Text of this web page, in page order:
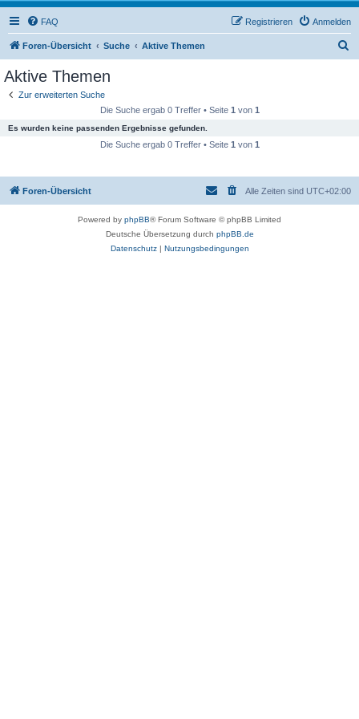
FAQ Anmelden
Registrieren
Foren-Übersicht Suche Aktive Themen
Aktive Themen
Zur erweiterten Suche
Die Suche ergab 0 Treffer • Seite 1 von 1
Es wurden keine passenden Ergebnisse gefunden.
Die Suche ergab 0 Treffer • Seite 1 von 1
Foren-Übersicht Alle Zeiten sind UTC+02:00
Powered by phpBB® Forum Software © phpBB Limited
Deutsche Übersetzung durch phpBB.de
Datenschutz| Nutzungsbedingungen